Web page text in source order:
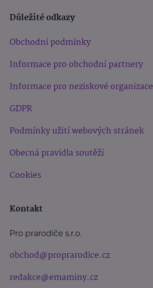
Důležité odkazy
Obchodní podmínky
Informace pro obchodní partnery
Informace pro neziskové organizace
GDPR
Podmínky užití webových stránek
Obecná pravidla soutěží
Cookies
Kontakt
Pro prarodiče s.r.o.
obchod@proprarodice.cz
redakce@emaminy.cz